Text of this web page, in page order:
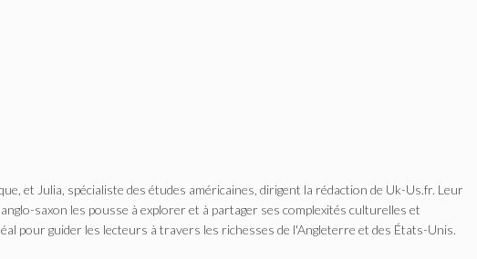
et Julia, spécialiste des études américaines, dirigent la rédaction de Uk-Us.fr. Leur
saxon les pousse à explorer et à partager ses complexités culturelles et
pour guider les lecteurs à travers les richesses de l'Angleterre et des États-Unis.